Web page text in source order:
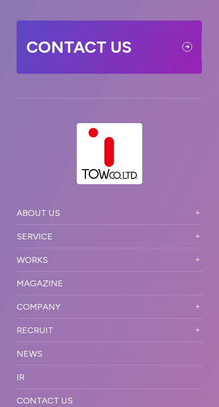
CONTACT US
ABOUT US
PURPOSE
VISION
OUR DNA
SERVICE
STRONG POINT
BUSINESS DOMAIN
SOLUTION
WORKFLOW
WORKS
オンラインイベント
SNSプロモーション
プラットフォーム販
促
デジタル制作・映像
制作
PR
カンファレンス・展示会・アワ
ESPORTS・ゲームプロモーシ
MAGAZINE
COMPANY
COMPANY INFORMATION
MESSAGE
OFFICER
ACCESS
ORGANIZATION CHART
RECRUIT
新卒採用
キャリア採用
NEWS
IR
CONTACT US